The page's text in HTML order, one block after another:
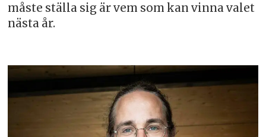
måste ställa sig är vem som kan vinna valet
nästa år.